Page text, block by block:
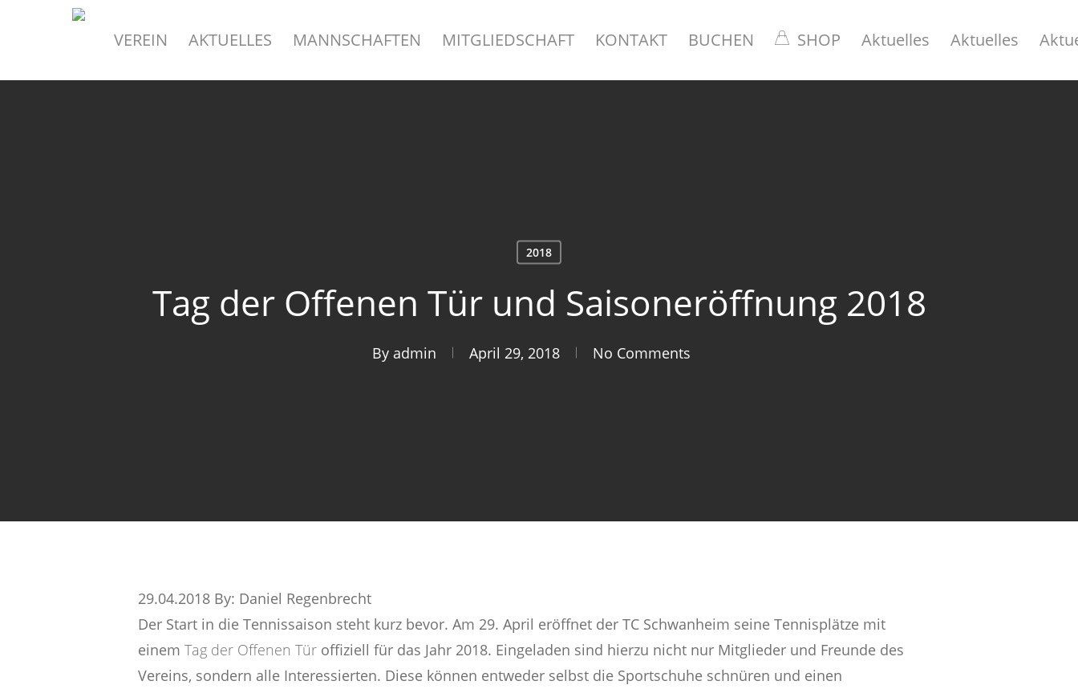
VEREIN AKTUELLES MANNSCHAFTEN MITGLIEDSCHAFT KONTAKT BUCHEN SHOP Aktuelles Aktuelles
2018
Tag der Offenen Tür und Saisoneröffnung 2018
By admin April 29, 2018 No Comments
29.04.2018 By: Daniel Regenbrecht
Der Start in die Tennissaison steht kurz bevor. Am 29. April eröffnet der TC Schwanheim seine Tennisplätze mit
einem Tag der Offenen Tür offiziell für das Jahr 2018. Eingeladen sind hierzu nicht nur Mitglieder und Freunde des
Vereins, sondern alle Interessierten. Diese können entweder selbst die Sportschuhe schnüren und einen